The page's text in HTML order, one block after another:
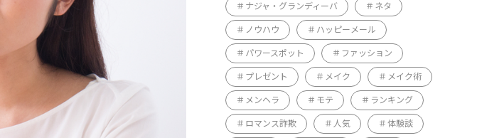
ナジャ・グランディーバ ネタ
ノウハウ ハッピーメール
パワースポット ファッション
プレゼント メイク メイク術
メンヘラ モテ ランキング
ロマンス詐欺 人気 体験談